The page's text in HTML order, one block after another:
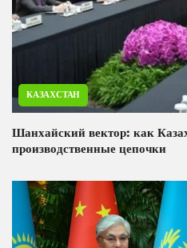
КАЗАХСТАН
Шанхайский вектор: как
производственные цепочки